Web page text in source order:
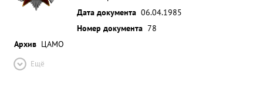
Дата документа 06.04.1985
Номер документа 78
Архив ЦАМО
Ещё